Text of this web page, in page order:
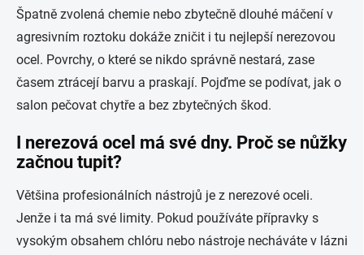
Špatně zvolená chemie nebo zbytečně dlouhé máčení v
agresivním roztoku dokáže zničit i tu nejlepší nerezovou
ocel. Povrchy, o které se nikdo správně nestará, zase
časem ztrácejí barvu a praskají. Pojďme se podívat, jak o
salon pečovat chytře a bez zbytečných škod.
I nerezová ocel má své dny. Proč se nůžky
začnou tupit?
Většina profesionálních nástrojů je z nerezové oceli.
Jenže i ta má své limity. Pokud používáte přípravky s
vysokým obsahem chlóru nebo nástroje necháváte v lázni